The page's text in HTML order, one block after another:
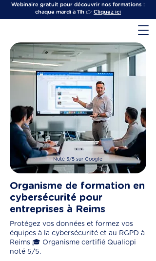
Webinaire gratuit pour découvrir nos formations :
chaque mardi à 11h 👉 Cliquez ici
Noté 5/5 sur Google
Organisme de formation en
cybersécurité pour
entreprises à Reims
Protégez vos données et formez vos
équipes à la cybersécurité et au RGPD à
Reims 🎓 Organisme certifié Qualiopi
noté 5/5.